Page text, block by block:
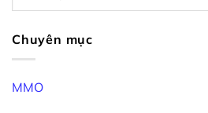
Chuyên mục
MMO